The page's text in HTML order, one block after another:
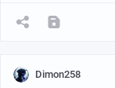
Dimon258